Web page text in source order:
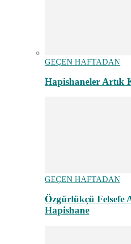
GEÇEN HAFTADAN
Hapishaneler Artık
GEÇEN HAFTADAN
Özgürlükçü Felsefe
Hapishane